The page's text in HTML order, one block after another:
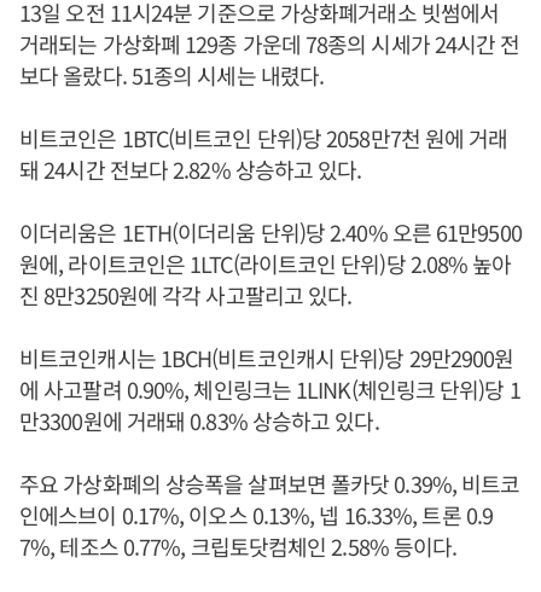
13일 오전 11시24분 기준으로 가상화폐거래소 빗썸에서
거래되는 가상화폐 129종 가운데 78종의 시세가 24시간 전
보다 올랐다. 51종의 시세는 내렸다.
비트코인은 1BTC(비트코인 단위)당 2058만7천 원에 거래
돼 24시간 전보다 2.82% 상승하고 있다.
이더리움은 1ETH(이더리움 단위)당 2.40% 오른 61만9500
원에, 라이트코인은 1LTC(라이트코인 단위)당 2.08% 높아
진 8만3250원에 각각 사고팔리고 있다.
비트코인캐시는 1BCH(비트코인캐시 단위)당 29만2900원
에 사고팔려 0.90%, 체인링크는 1LINK(체인링크 단위)당 1
만3300원에 거래돼 0.83% 상승하고 있다.
주요 가상화폐의 상승폭을 살펴보면 폴카닷 0.39%, 비트코
인에스브이 0.17%, 이오스 0.13%, 넵 16.33%, 트론 0.9
7%, 테조스 0.77%, 크립토닷컴체인 2.58% 등이다.